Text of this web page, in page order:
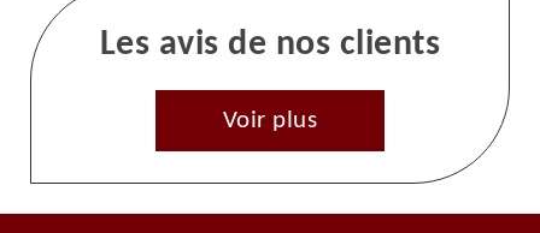
Les avis de nos clients
Voir plus